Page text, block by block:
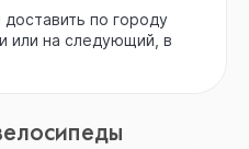
по городу
или на следующий, в